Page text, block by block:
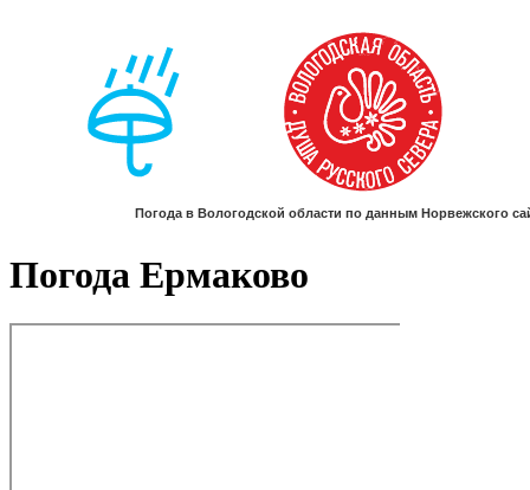
Погода Ермаково